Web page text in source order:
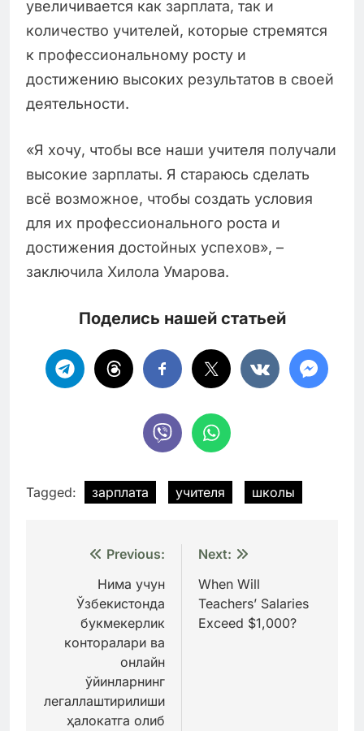
увеличивается как зарплата, так и
количество учителей, которые стремятся
к профессиональному росту и
достижению высоких результатов в своей
деятельности.
«Я хочу, чтобы все наши учителя получали
высокие зарплаты. Я стараюсь сделать
всё возможное, чтобы создать условия
для их профессионального роста и
достижения достойных успехов», –
заключила Хилола Умарова.
Поделись нашей статьей
Tagged: зарплата учителя школы
Навигация
записям
Previous:
Нима учун
Ўзбекистонда
букмекерлик
конторалари ва
онлайн
ўйинларнинг
легаллаштирилиши
ҳалокатга олиб
Next:
When Will
Teachers’ Salaries
Exceed $1,000?